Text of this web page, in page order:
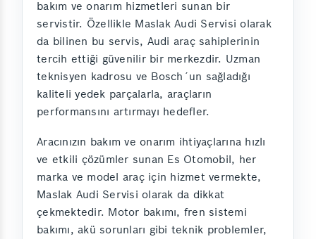
bakım ve onarım hizmetleri sunan bir
servistir. Özellikle Maslak Audi Servisi olarak
da bilinen bu servis, Audi araç sahiplerinin
tercih ettiği güvenilir bir merkezdir. Uzman
teknisyen kadrosu ve Bosch´un sağladığı
kaliteli yedek parçalarla, araçların
performansını artırmayı hedefler.
Aracınızın bakım ve onarım ihtiyaçlarına hızlı
ve etkili çözümler sunan Es Otomobil, her
marka ve model araç için hizmet vermekte,
Maslak Audi Servisi olarak da dikkat
çekmektedir. Motor bakımı, fren sistemi
bakımı, akü sorunları gibi teknik problemler,